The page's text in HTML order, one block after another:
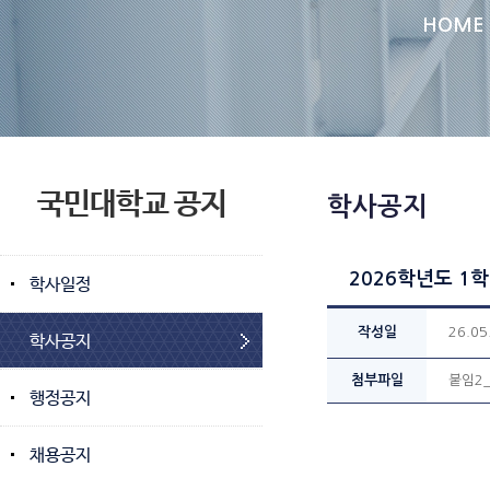
HOME
국민대학교 공지
학사일정
학사공지
행정공지
채용공지
학사공지
2026학년도 1
작성일
첨부파일 붙임